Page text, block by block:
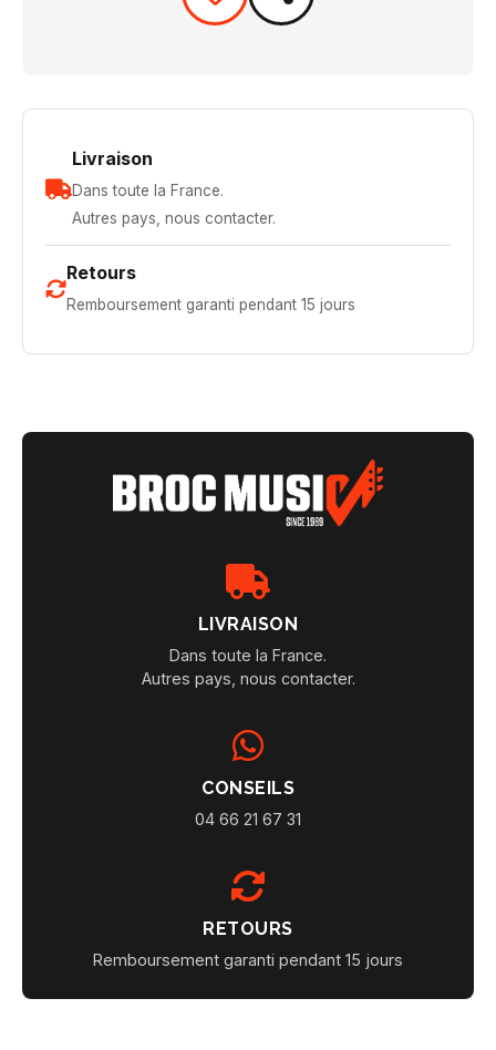
Livraison
Dans toute la France.
Autres pays, nous contacter.
Retours
Remboursement garanti pendant 15 jours
LIVRAISON
Dans toute la France.
Autres pays, nous contacter.
CONSEILS
04 66 21 67 31
RETOURS
Remboursement garanti pendant 15 jours